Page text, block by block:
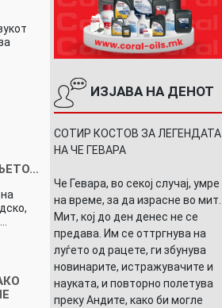
ИЗЈАВА НА ДЕНОТ
СОТИР КОСТОВ ЗА ЛЕГЕНДАТА
НА ЧЕ ГЕВАРА
Че Гевара, во секој случај, умре
на време, за да израсне во мит.
Мит, кој до ден денес не се
предава. Им се оттргнува на
луѓето од рацете, ги збунува
новинарите, истражувачите и
науката, и повторно полетува
преку Андите, како би могле